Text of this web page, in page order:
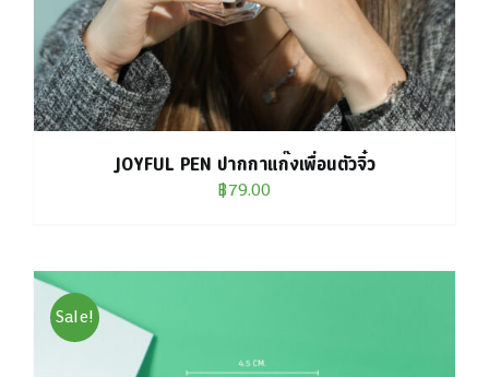
JOYFUL PEN ปากกาแก๊งเพื่อนตัวจิ๋ว
฿79.00
Sale!